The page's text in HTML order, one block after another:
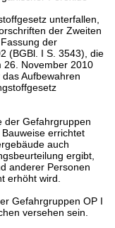
unterfallen,
der Zweiten
der
(BGBl. I S. 3543), die
26. November 2010
Aufbewahren
der Gefahrgruppen
errichtet
auch
ergibt,
anderer Personen
erhöht wird.
Gefahrgruppen OP I
versehen sein.